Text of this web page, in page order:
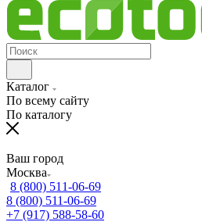
Каталог
По всему сайту
По каталогу
Ваш город
Москва
8 (800) 511-06-69
8 (800) 511-06-69
+7 (917) 588-58-60